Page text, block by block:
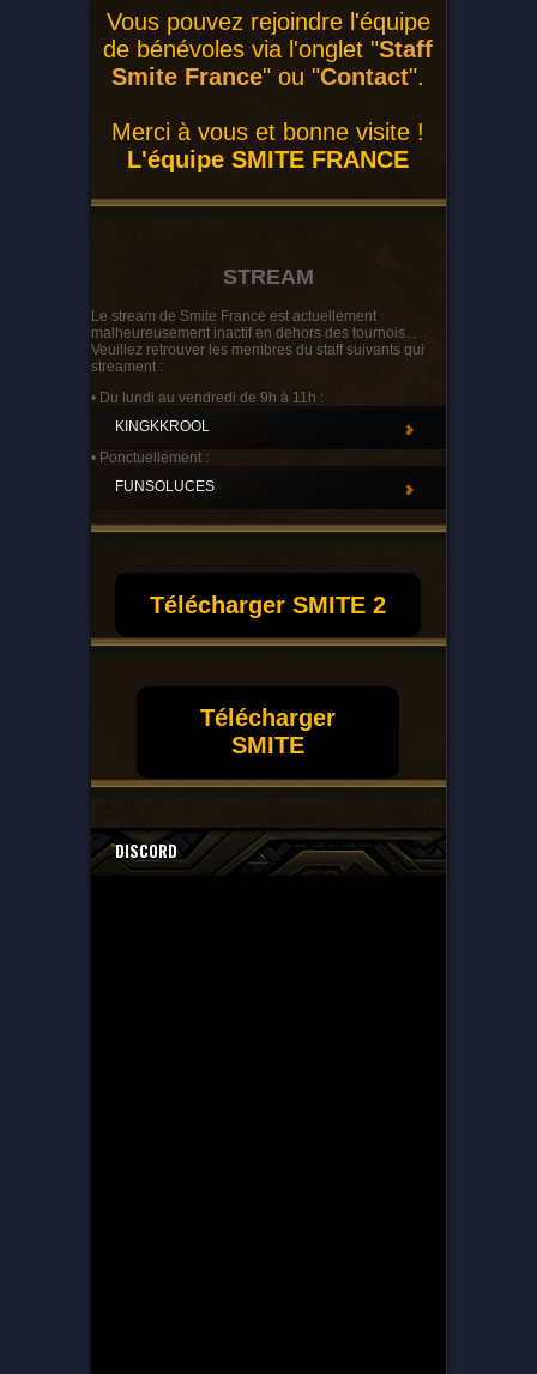
Vous pouvez rejoindre l'équipe
de bénévoles via l'onglet "Staff
Smite France" ou "Contact".
Merci à vous et bonne visite !
L'équipe SMITE FRANCE
STREAM
Le stream de Smite France est actuellement
malheureusement inactif en dehors des tournois...
Veuillez retrouver les membres du staff suivants qui
streament :
• Du lundi au vendredi de 9h à 11h :
KINGKKROOL
• Ponctuellement :
FUNSOLUCES
Télécharger SMITE 2
Télécharger
SMITE
DISCORD